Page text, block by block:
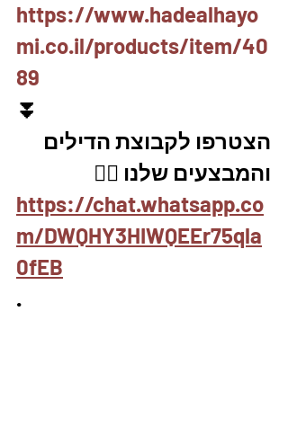
https://www.hadealhayo
mi.co.il/products/item/40
89
⏬
הצטרפו לקבוצת הדילים
והמבצעים שלנו 👇🏽
https://chat.whatsapp.co
m/DWQHY3HIWQEEr75qla
0fEB
.